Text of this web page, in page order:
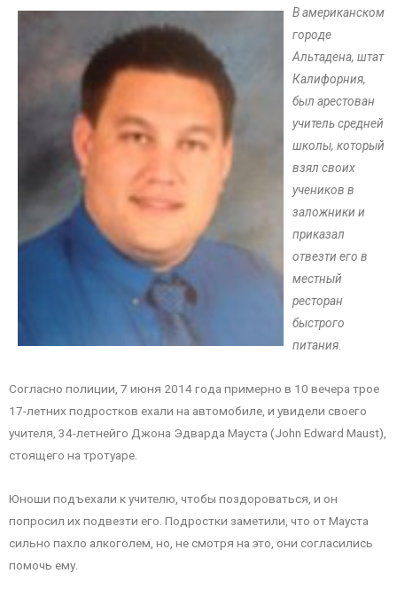
В американском
городе
Альтадена, штат
Калифорния,
был арестован
учитель средней
школы, который
взял своих
учеников в
заложники и
приказал
отвезти его в
местный
ресторан
быстрого
питания.
Согласно полиции, 7 июня 2014 года примерно в 10 вечера трое
17-летних подростков ехали на автомобиле, и увидели своего
учителя, 34-летнейго Джона Эдварда Мауста (John Edward Maust),
стоящего на тротуаре.
Юноши подъехали к учителю, чтобы поздороваться, и он
попросил их подвезти его. Подростки заметили, что от Мауста
сильно пахло алкоголем, но, не смотря на это, они согласились
помочь ему.